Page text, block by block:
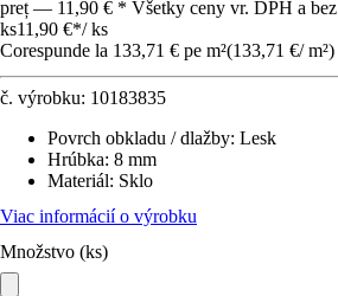
preț — 11,90 € * Všetky ceny vr. DPH a
ks11,90 €*/ ks
Corespunde la 133,71 € pe m²(133,71 €/ m²)
č. výrobku: 10183835
Povrch obkladu / dlažby: Lesk
Hrúbka: 8 mm
Materiál: Sklo
Viac informácií o výrobku
Množstvo (ks)